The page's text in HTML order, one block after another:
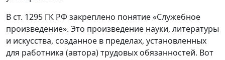
В ст. 1295 ГК РФ закреплено понятие «Служебное
произведение». Это произведение науки, литературы
и искусства, созданное в пределах, установленных
для работника (автора) трудовых обязанностей. Вот